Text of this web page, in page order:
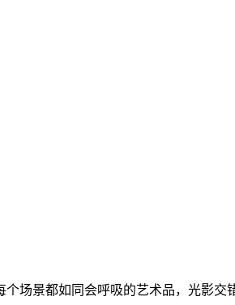
场景都如同会呼吸的艺术品，光影交